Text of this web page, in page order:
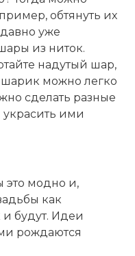
обтянуть их
уже
из ниток.
надутый шар,
можно легко
сделать разные
ими
это модно и,
как
будут. Идеи
рождаются